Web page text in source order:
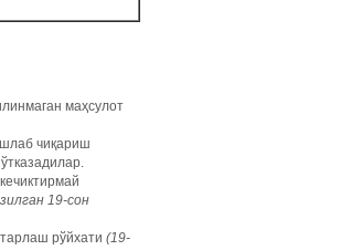
маҳсулот
чиқариш
19-сон
рўйхати (19-